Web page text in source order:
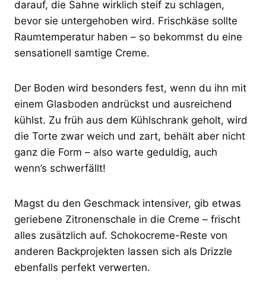
darauf, die Sahne wirklich steif zu schlagen,
bevor sie untergehoben wird. Frischkäse sollte
Raumtemperatur haben – so bekommst du eine
sensationell samtige Creme.
Der Boden wird besonders fest, wenn du ihn mit
einem Glasboden andrückst und ausreichend
kühlst. Zu früh aus dem Kühlschrank geholt, wird
die Torte zwar weich und zart, behält aber nicht
ganz die Form – also warte geduldig, auch
wenn’s schwerfällt!
Magst du den Geschmack intensiver, gib etwas
geriebene Zitronenschale in die Creme – frischt
alles zusätzlich auf. Schokocreme-Reste von
anderen Backprojekten lassen sich als Drizzle
ebenfalls perfekt verwerten.